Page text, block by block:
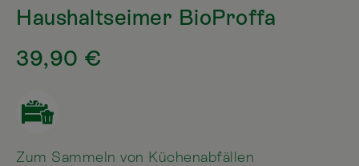
Haushaltseimer BioProffa
Zum Sammeln von Küchenabfällen
39,90 €